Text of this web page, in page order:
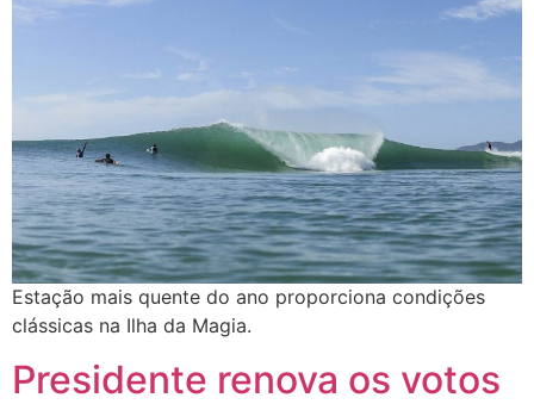
Estação mais quente do ano proporciona condições
clássicas na Ilha da Magia.
Presidente renova os votos